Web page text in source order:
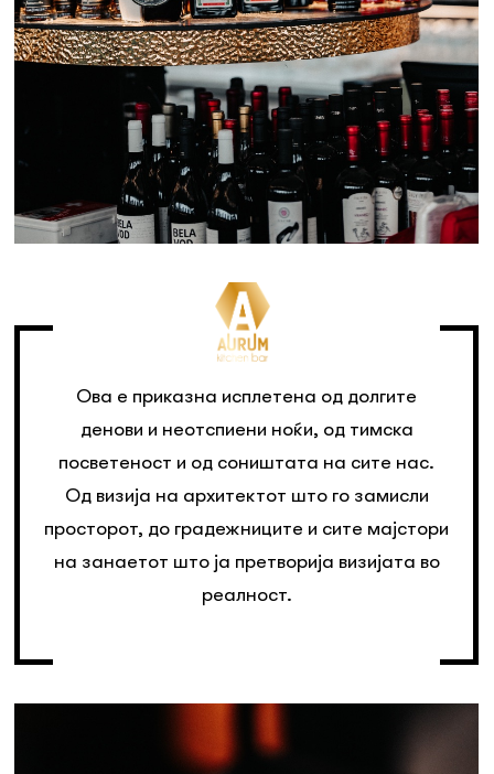
Ова е приказна исплетена од долгите
денови и неотспиени ноќи, од тимска
посветеност и од соништата на сите нас.
Од визија на архитектот што го замисли
просторот, до градежниците и сите мајстори
на занаетот што ја претворија визијата во
реалност.